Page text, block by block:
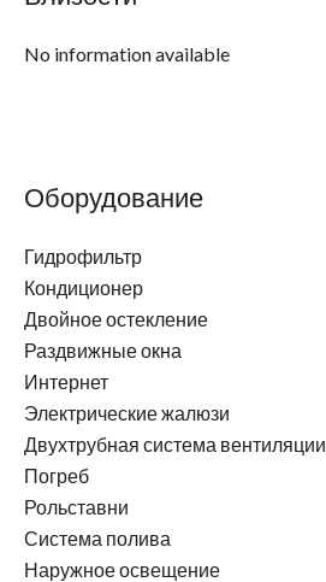
No information available
Оборудование
Гидрофильтр
Кондиционер
Двойное остекление
Раздвижные окна
Интернет
Электрические жалюзи
Двухтрубная система вентиляции
Погреб
Рольставни
Система полива
Наружное освещение